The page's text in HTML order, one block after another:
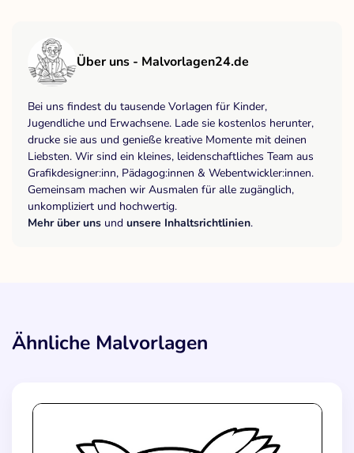
Über uns - Malvorlagen24.de
Bei uns findest du tausende Vorlagen für Kinder,
Jugendliche und Erwachsene. Lade sie kostenlos herunter,
drucke sie aus und genieße kreative Momente mit deinen
Liebsten. Wir sind ein kleines, leidenschaftliches Team aus
Grafikdesigner:inn, Pädagog:innen & Webentwickler:innen.
Gemeinsam machen wir Ausmalen für alle zugänglich,
unkompliziert und hochwertig.
Mehr über uns und unsere Inhaltsrichtlinien.
Ähnliche Malvorlagen